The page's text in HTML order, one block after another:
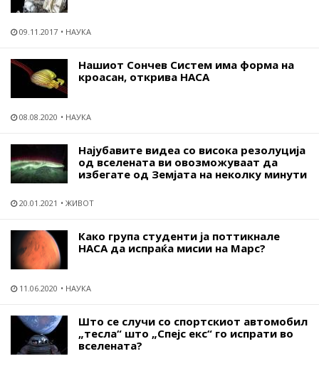
09.11.2017 НАУКА
Нашиот Сончев Систем има форма на
кроасан, открива НАСА
08.08.2020 НАУКА
Најубавите видеа со висока резолуција
од вселената ви овозможуваат да
избегате од Земјата на неколку минути
20.01.2021 ЖИВОТ
Како група студенти ја поттикнале
НАСА да испраќа мисии на Марс?
11.06.2020 НАУКА
Што се случи со спортскиот автомобил
„тесла“ што „Спејс екс“ го испрати во
вселената?